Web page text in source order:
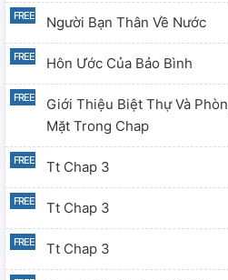
Người Bạn Thân Về Nước
Hôn Ước Của Bảo Bình
Giới Thiệu Biệt Thự Và
Mặt Trong Chap
Tt Chap 3
Tt Chap 3
Tt Chap 3